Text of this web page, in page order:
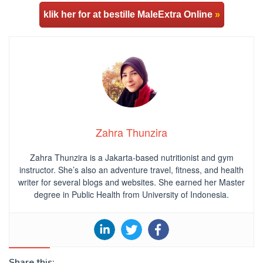
klik her for at bestille MaleExtra Online »
Zahra Thunzira
Zahra Thunzira is a Jakarta-based nutritionist and gym
instructor. She’s also an adventure travel, fitness, and health
writer for several blogs and websites. She earned her Master
degree in Public Health from University of Indonesia.